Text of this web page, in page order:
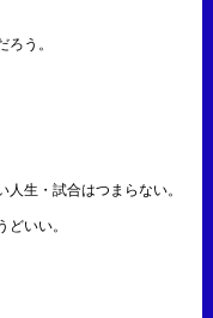
う。
生・試合はつまらない。
いい。